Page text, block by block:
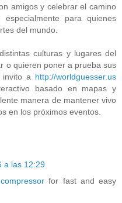
amigos y celebrar el camino
para quienes
del mundo.
culturas y lugares del
o quieren poner a prueba sus
invito a http://worldguesser.us
basado en mapas y
manera de mantener vivo
en los próximos eventos.
a las 12:29
for fast and easy